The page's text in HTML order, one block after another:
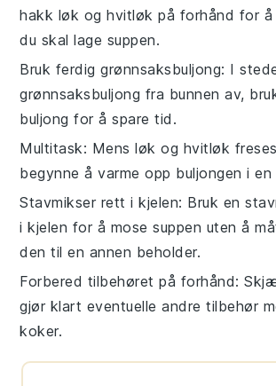
hakk løk oghvitløk på forhånd for
du skal lage suppen.
Bruk ferdig grønnsaksbuljong: I
grønnsaksbuljong fra bunnen av,
buljong for å spare tid.
Multitask: Mensløk og hvitløk
begynne å varme opp buljongen i en
Stavmikser rett i kjelen: Bruk en
i kjelen for å mosesuppen uten å
den til en annen beholder.
Forbered tilbehøret på forhånd:
gjør klart eventuelle andre tilbehør
koker.